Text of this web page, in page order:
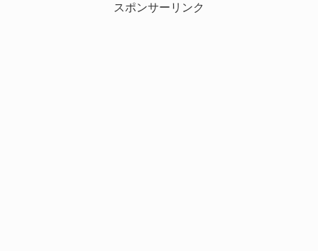
スポンサーリンク